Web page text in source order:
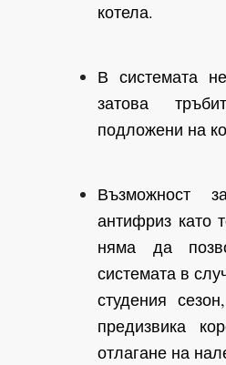
котела.
В системата
затова
подложени на
Възможност
антифриз като
няма да
системата в
студения
предизвика
отлагане на